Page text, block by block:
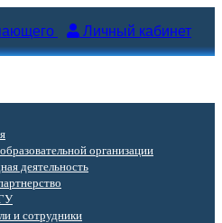
Личный кабинет
организации
деятельность
и сотрудники